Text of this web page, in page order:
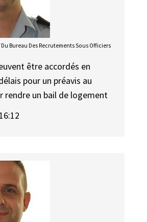
Du Bureau Des Recrutements Sous Officiers
être accordés en
pour un préavis au
rendre un bail de logement